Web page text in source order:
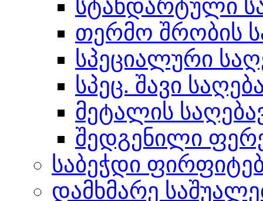
სტანდარტული
თერმო შრობის
სპეციალური
სპეც. შავი
მეტალის
შედგენილი
საბეჭდი
დამხმარე